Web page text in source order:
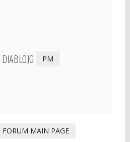
DIABLOJG PM
FORUM MAIN PAGE